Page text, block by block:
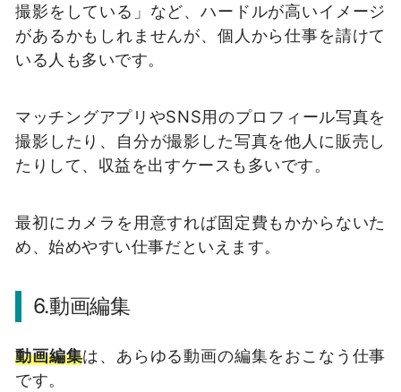
撮影をしている」など、ハードルが高いイメージ
があるかもしれませんが、個人から仕事を請けて
いる人も多いです。
マッチングアプリやSNS用のプロフィール写真を
撮影したり、自分が撮影した写真を他人に販売し
たりして、収益を出すケースも多いです。
最初にカメラを用意すれば固定費もかからないた
め、始めやすい仕事だといえます。
6.動画編集
動画編集は、あらゆる動画の編集をおこなう仕事
です。